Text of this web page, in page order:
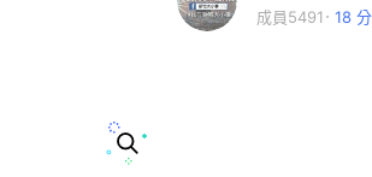
成員5491 18